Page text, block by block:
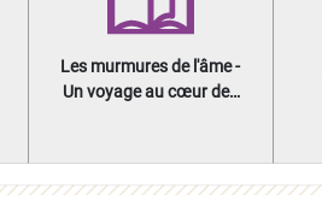
Les murmures de l'âme -
Un voyage au cœur des